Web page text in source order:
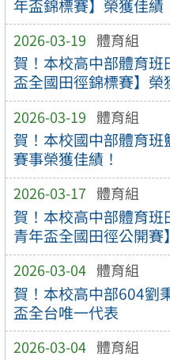
年盃錦標賽】榮獲佳績
2026-03-19 體育組
賀！本校高中部體育
盃全國田徑錦標賽】榮
2026-03-19 體育組
賀！本校國中部體育
賽事榮獲佳績！
2026-03-17 體育組
賀！本校高中部體育
青年盃全國田徑公開賽
2026-03-04 體育組
賀！本校高中部604劉
盃全台唯一代表
2026-03-04 體育組